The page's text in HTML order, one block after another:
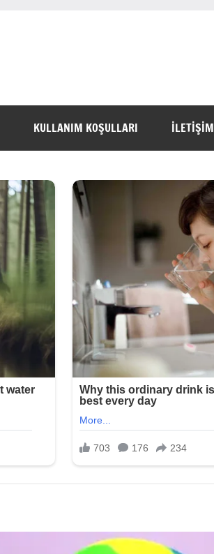
KULLANIM KOŞULLARI İLETİŞİM